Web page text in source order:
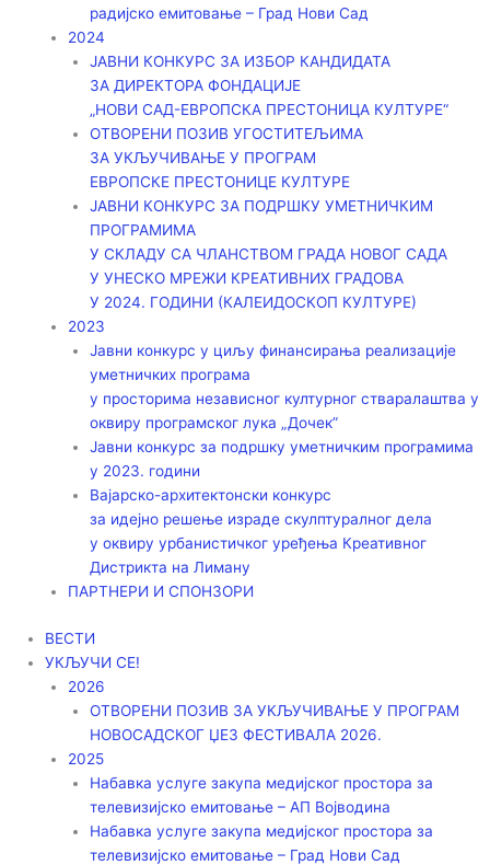
радијско емитовање – Град Нови Сад
2024
ЈАВНИ КОНКУРС ЗА ИЗБОР КАНДИДАТА
ЗА ДИРЕКТОРА ФОНДАЦИЈЕ
„НОВИ САД-ЕВРОПСКА ПРЕСТОНИЦА КУЛТУРЕ“
ОТВОРЕНИ ПОЗИВ УГОСТИТЕЉИМА
ЗА УКЉУЧИВАЊЕ У ПРОГРАМ
ЕВРОПСКЕ ПРЕСТОНИЦЕ КУЛТУРЕ
ЈАВНИ КОНКУРС ЗА ПОДРШКУ УМЕТНИЧКИМ
ПРОГРАМИМА
У СКЛАДУ СА ЧЛАНСТВОМ ГРАДА НОВОГ САДА
У УНЕСКО МРЕЖИ КРЕАТИВНИХ ГРАДОВА
У 2024. ГОДИНИ (КАЛЕИДОСКОП КУЛТУРЕ)
2023
Јавни конкурс у циљу финансирања реализације
уметничких програма
у просторима независног културног стваралаштва у
оквиру програмског лука „Дочек”
Јавни конкурс за подршку уметничким програмима
у 2023. години
Вајарско-архитектонски конкурс
за идејно решење израде скулптуралног дела
у оквиру урбанистичког уређења Креативног
Дистрикта на Лиману
ПАРТНЕРИ И СПОНЗОРИ
ВЕСТИ
УКЉУЧИ СЕ!
2026
ОТВОРЕНИ ПОЗИВ ЗА УКЉУЧИВАЊЕ У ПРОГРАМ
НОВОСАДСКОГ ЏЕЗ ФЕСТИВАЛА 2026.
2025
Набавка услуге закупа медијског простора за
телевизијско емитовање – АП Војводинa
Набавка услуге закупа медијског простора за
телевизијско емитовање – Град Нови Сад